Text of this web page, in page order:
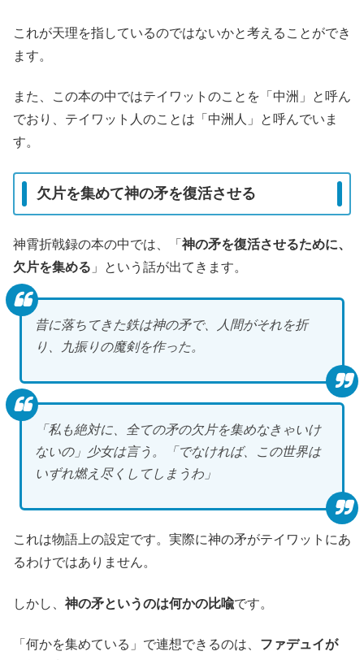
これが天理を指しているのではないかと考えることができ
ます。
また、この本の中ではテイワットのことを「中洲」と呼ん
でおり、テイワット人のことは「中洲人」と呼んでいま
す。
欠片を集めて神の矛を復活させる
神霄折戟録の本の中では、「 神の矛を復活させるために、
欠片を集める 」という話が出てきます。
昔に落ちてきた鉄は神の矛で、人間がそれを折
り、九振りの魔剣を作った。
「私も絶対に、全ての矛の欠片を集めなきゃいけ
ないの」少女は言う。「でなければ、この世界は
いずれ燃え尽くしてしまうわ」
これは物語上の設定です。実際に神の矛がテイワットにあ
るわけではありません。
しかし、 神の矛というのは何かの比喩です。
「何かを集めている」で連想できるのは、 ファデュイが